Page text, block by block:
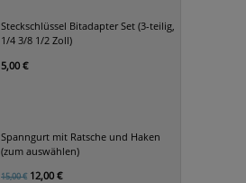
Steckschlüssel Bitadapter Set (3-teilig,
1/4 3/8 1/2 Zoll)
5,00 €
Spanngurt mit Ratsche und Haken
(zum auswählen)
15,00 € 12,00 €